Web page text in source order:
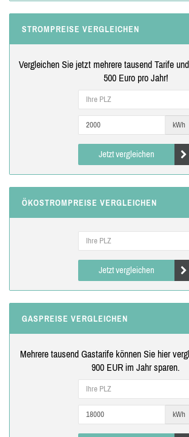
STROMPREISE VERGLEICHEN
Vergleichen Sie jetzt mehrere tausend Tarife
500 Euro pro Jahr!
kWh
Jetzt vergleichen
ÖKOSTROMPREISE VERGLEICHEN
Jetzt vergleichen
GASPREISE VERGLEICHEN
Mehrere tausend Gastarife können Sie hier
900 EUR im Jahr sparen.
kWh